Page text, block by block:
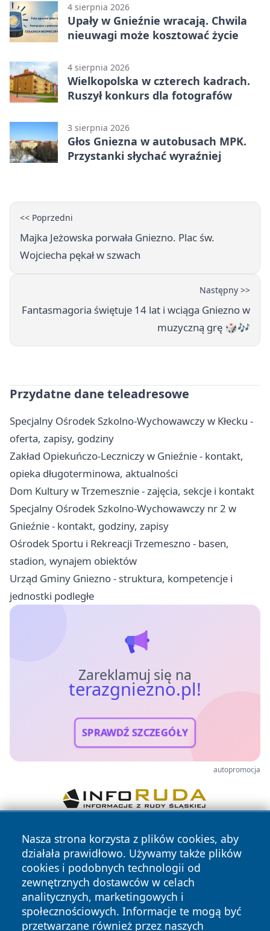
4 sierpnia 2026
Upały w Gnieźnie wracają. Chwila
nieuwagi może kosztować życie
4 sierpnia 2026
Wielkopolska w czterech kadrach.
Ruszył konkurs dla fotografów
3 sierpnia 2026
Głos Gniezna w autobusach MPK.
Przystanki słychać wyraźniej
<< Poprzedni
Majka Jeżowska porwała Gniezno. Plac św.
Wojciecha pękał w szwach
Następny >>
Fantasmagoria świętuje 14 lat i wciąga Gniezno w
muzyczną grę 🎲🎶
Przydatne dane teleadresowe
Specjalny Ośrodek Szkolno-Wychowawczy w Kłecku -
oferta, zapisy, godziny
Zakład Opiekuńczo-Leczniczy w Gnieźnie - kontakt,
opieka długoterminowa, aktualności
Dom Kultury w Trzemesznie - zajęcia, sekcje i kontakt
Specjalny Ośrodek Szkolno-Wychowawczy nr 2 w
Gnieźnie - kontakt, godziny, zapisy
Ośrodek Sportu i Rekreacji Trzemeszno - basen,
stadion, wynajem obiektów
Urząd Gminy Gniezno - struktura, kompetencje i
jednostki podległe
Zareklamuj się na
terazgniezno.pl!
SPRAWDŹ SZCZEGÓŁY
autopromocja
Nasza strona korzysta z plików cookies, aby
działała prawidłowo. Używamy także plików
cookies i podobnych technologii od
zewnętrznych dostawców w celach
analitycznych, marketingowych i
społecznościowych. Informacje te mogą być
przetwarzane również przez naszych
Copyright © 2026 terazgniezno.pl Wszystkie prawa
zastrzeżone.